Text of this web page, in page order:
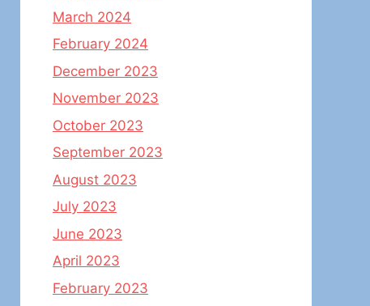
March 2024
February 2024
December 2023
November 2023
October 2023
September 2023
August 2023
July 2023
June 2023
April 2023
February 2023